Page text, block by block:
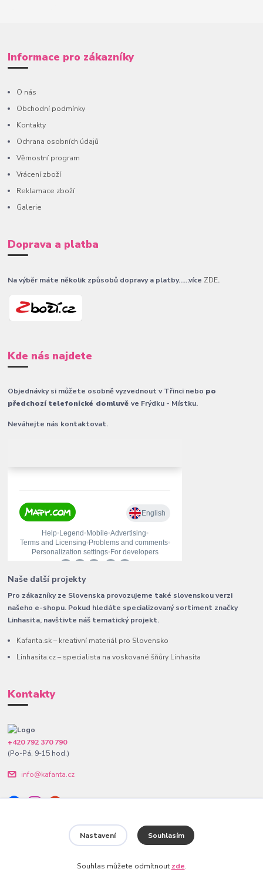
Informace pro zákazníky
O nás
Obchodní podmínky
Kontakty
Ochrana osobních údajů
Věrnostní program
Vrácení zboží
Reklamace zboží
Galerie
Doprava a platba
Na výběr máte několik způsobů dopravy a platby......více ZDE.
Kde nás najdete
Objednávky si můžete osobně vyzvednout v Třinci nebo po
předchozí telefonické domluvěve Frýdku - Místku.
Neváhejte nás kontaktovat.
Naše další projekty
Pro zákazníky ze Slovenska provozujeme také slovenskou verzi
našeho e-shopu. Pokud hledáte specializovaný sortiment značky
Linhasita, navštivte náš tematický projekt.
Kafanta.sk – kreativní materiál pro Slovensko
Linhasita.cz – specialista na voskované šňůry Linhasita
Kontakty
+420 792 370 790
(Po-Pá, 9-15 hod.)
info@kafanta.cz
Vytvořeno na
Eshop-rychle.cz
Nastavení Souhlasím
Souhlas můžete odmítnout zde.